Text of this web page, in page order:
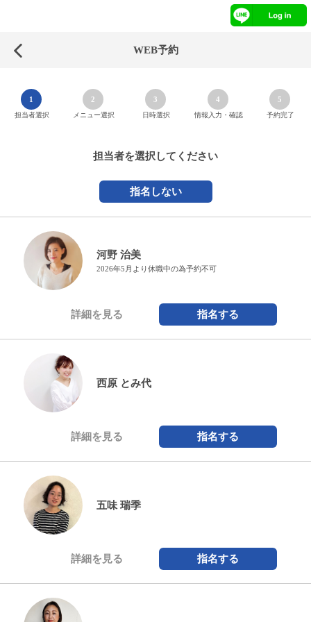
WEB予約
1
担当者選択
2
メニュー選択
3
日時選択
4
情報入力・確認
5
予約完了
担当者を選択してください
指名しない
河野 治美
2026年5月より休職中の為予約不可
詳細を見る 指名する
西原 とみ代
詳細を見る 指名する
五味 瑞季
詳細を見る 指名する